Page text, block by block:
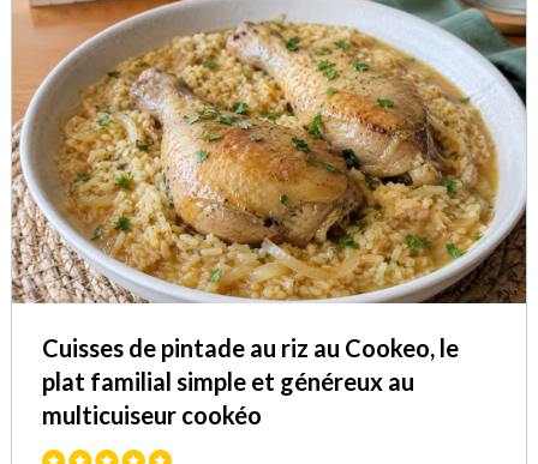
Cuisses de pintade au riz au Cookeo, le
plat familial simple et généreux au
multicuiseur cookéo